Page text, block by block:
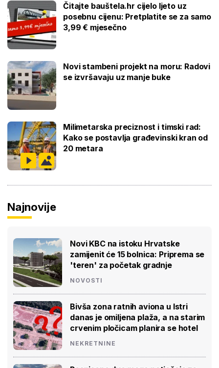
Čitajte bauštela.hr cijelo ljeto uz
posebnu cijenu: Pretplatite se za samo
3,99 € mjesečno
Novi stambeni projekt na moru: Radovi
se izvršavaju uz manje buke
Milimetarska preciznost i timski rad:
Kako se postavlja građevinski kran od
20 metara
Najnovije
Novi KBC na istoku Hrvatske
zamijenit će 15 bolnica: Priprema se
'teren' za početak gradnje
NOVOSTI
Bivša zona ratnih aviona u Istri
danas je omiljena plaža, a na starim
crvenim pločicam planira se hotel
NEKRETNINE